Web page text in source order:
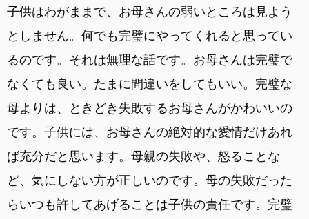
子供はわがままで、お母さんの弱いところは見よう
としません。何でも完璧にやってくれると思ってい
るのです。それは無理な話です。お母さんは完璧で
なくても良い。たまに間違いをしてもいい。完璧な
母よりは、ときどき失敗するお母さんがかわいいの
です。子供には、お母さんの絶対的な愛情だけあれ
ば充分だと思います。母親の失敗や、怒ることな
ど、気にしない方が正しいのです。母の失敗だった
らいつも許してあげることは子供の責任です。完璧